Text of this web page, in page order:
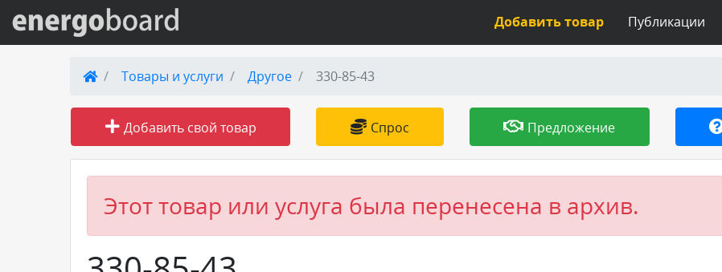
Вход на сайт
Поиск по сайту
Публикации
Публикации
Добавить товар
Товары и услуги Другое 330-85-43
Добавить свой товар Спрос Предложение
Этот товар или услуга была перенесена в архив.